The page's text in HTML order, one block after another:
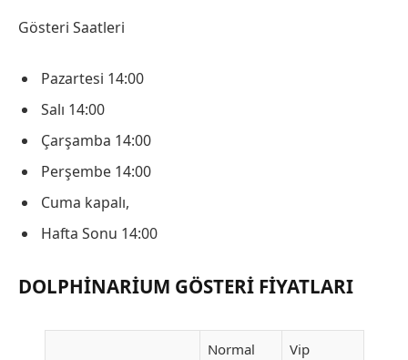
Gösteri Saatleri
Pazartesi 14:00
Salı 14:00
Çarşamba 14:00
Perşembe 14:00
Cuma kapalı,
Hafta Sonu 14:00
DOLPHINARIUM GÖSTERI FIYATLARI
Normal Vip